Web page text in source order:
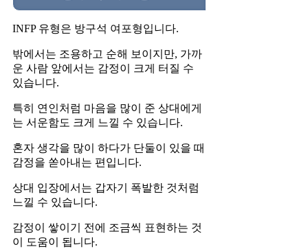
INFP 유형은 방구석 여포형입니다.
밖에서는 조용하고 순해 보이지만, 가까
운 사람 앞에서는 감정이 크게 터질 수
있습니다.
특히 연인처럼 마음을 많이 준 상대에게
는 서운함도 크게 느낄 수 있습니다.
혼자 생각을 많이 하다가 단둘이 있을 때
감정을 쏟아내는 편입니다.
상대 입장에서는 갑자기 폭발한 것처럼
느낄 수 있습니다.
감정이 쌓이기 전에 조금씩 표현하는 것
이 도움이 됩니다.